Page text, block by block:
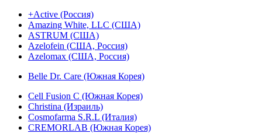
+Active (Россия)
Amazing White, LLC (США)
ASTRUM (США)
Azelofein (США, Россия)
Azelomax (США, Россия)
Belle Dr. Care (Южная Корея)
Cell Fusion C (Южная Корея)
Christina (Израиль)
Cosmofarma S.R.L (Италия)
CREMORLAB (Южная Корея)